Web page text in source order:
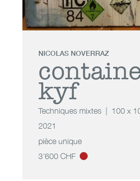
NICOLAS NOVERRAZ
kyf
Techniques mixtes
100 x
2021
pièce unique
3'600 CHF